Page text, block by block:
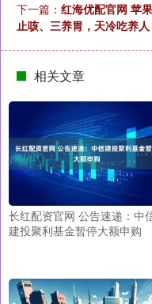
下一篇： 红海优配官网 苹
止咳、三养胃，天冷吃养人
相关文章
长红配资官网 公告速递：中
建投聚利基金暂停大额申购